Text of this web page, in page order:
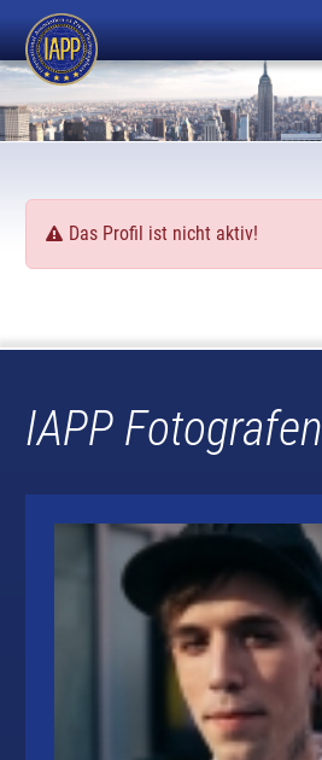
Das Profil ist nicht aktiv!
IAPP Fotografen